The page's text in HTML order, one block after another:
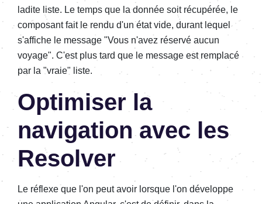
ladite liste. Le temps que la donnée soit récupérée, le
composant fait le rendu d'un état vide, durant lequel
s'affiche le message "Vous n'avez réservé aucun
voyage". C'est plus tard que le message est remplacé
par la "vraie" liste.
Optimiser la
navigation avec les
Resolver
Le réflexe que l'on peut avoir lorsque l'on développe